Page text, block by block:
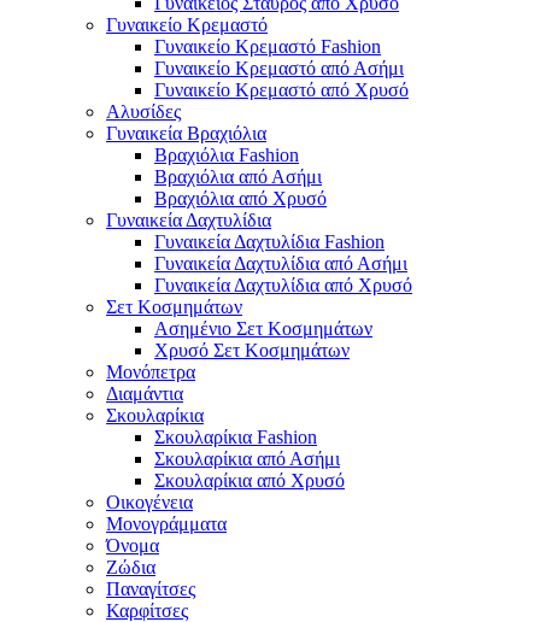
Γυναικείο Κρεμαστό
Γυναικείο Κρεμαστό Fashion
Γυναικείο Κρεμαστό από Ασήμι
Γυναικείο Κρεμαστό από Χρυσό
Αλυσίδες
Γυναικεία Βραχιόλια
Βραχιόλια Fashion
Βραχιόλια από Ασήμι
Βραχιόλια από Χρυσό
Γυναικεία Δαχτυλίδια
Γυναικεία Δαχτυλίδια Fashion
Γυναικεία Δαχτυλίδια από Ασήμι
Γυναικεία Δαχτυλίδια από Χρυσό
Σετ Κοσμημάτων
Ασημένιο Σετ Κοσμημάτων
Χρυσό Σετ Κοσμημάτων
Μονόπετρα
Διαμάντια
Σκουλαρίκια
Σκουλαρίκια Fashion
Σκουλαρίκια από Ασήμι
Σκουλαρίκια από Χρυσό
Οικογένεια
Μονογράμματα
Όνομα
Ζώδια
Παναγίτσες
Καρφίτσες